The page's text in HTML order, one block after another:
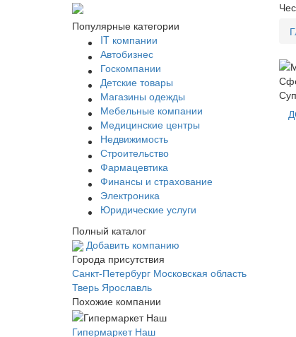
Популярные категории
IT компании
Автобизнес
Госкомпании
Детские товары
Магазины одежды
Мебельные компании
Медицинские центры
Недвижимость
Строительство
Фармацевтика
Финансы и страхование
Электроника
Юридические услуги
Полный каталог
Добавить компанию
Города присутствия
Санкт-Петербург Московская область
Тверь Ярославль
Похожие компании
Гипермаркет Наш